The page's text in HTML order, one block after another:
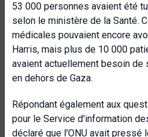
53 000 personnes avaient été
selon le ministère de la Santé.
médicales pouvaient encore
Harris, mais plus de 10 000
avaient actuellement besoin de
en dehors de Gaza.
Répondant également aux
pour le Service d'information
déclaré que l'ONU avait pressé